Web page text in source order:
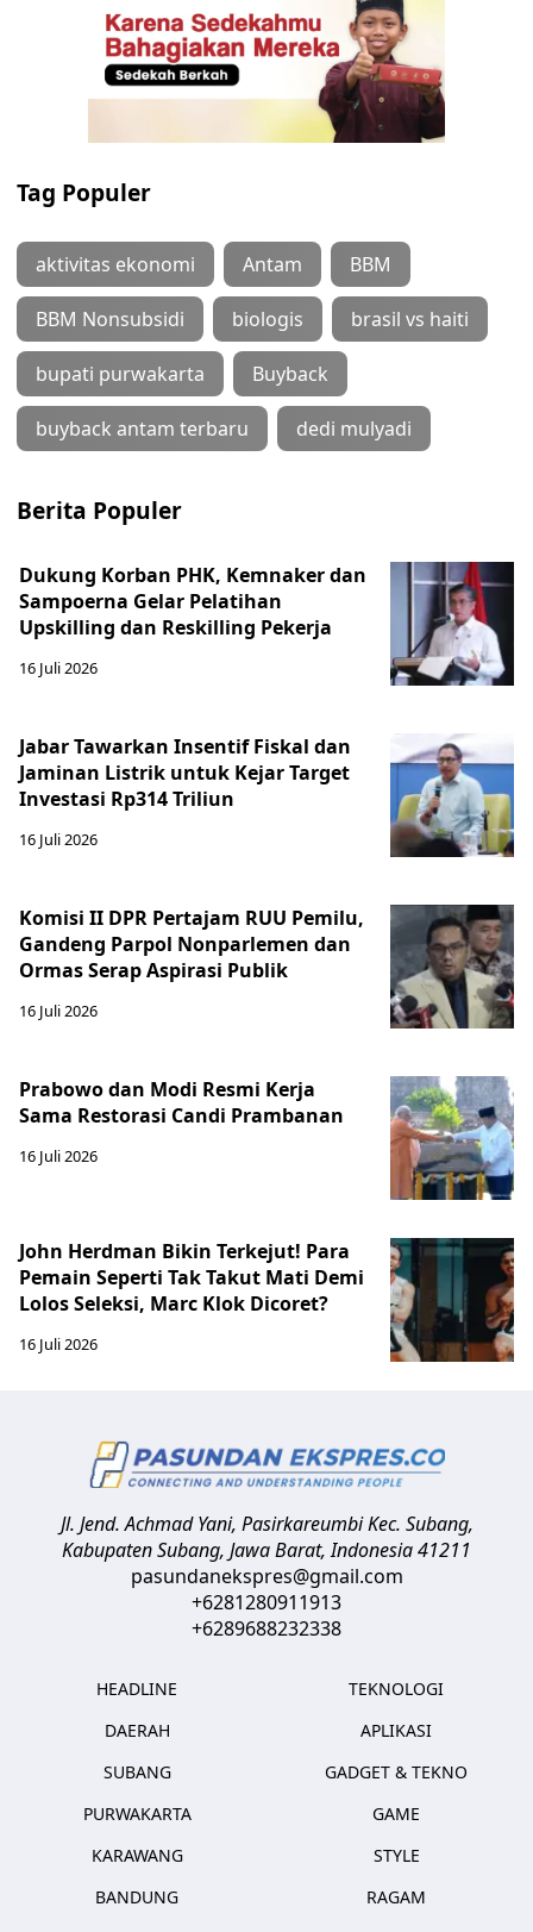
Tag Populer
aktivitas ekonomi Antam BBM
BBM Nonsubsidi biologis brasil vs haiti
bupati purwakarta Buyback
buyback antam terbaru dedi mulyadi
Berita Populer
Dukung Korban PHK, Kemnaker dan
Sampoerna Gelar Pelatihan
Upskilling dan Reskilling Pekerja
16 Juli 2026
Jabar Tawarkan Insentif Fiskal dan
Jaminan Listrik untuk Kejar Target
Investasi Rp314 Triliun
16 Juli 2026
Komisi II DPR Pertajam RUU Pemilu,
Gandeng Parpol Nonparlemen dan
Ormas Serap Aspirasi Publik
16 Juli 2026
Prabowo dan Modi Resmi Kerja
Sama Restorasi Candi Prambanan
16 Juli 2026
John Herdman Bikin Terkejut! Para
Pemain Seperti Tak Takut Mati Demi
Lolos Seleksi, Marc Klok Dicoret?
16 Juli 2026
Jl. Jend. Achmad Yani, Pasirkareumbi Kec. Subang,
Kabupaten Subang, Jawa Barat,Indonesia41211
pasundanekspres@gmail.com
+6281280911913
+6289688232338
HEADLINE
DAERAH
SUBANG
PURWAKARTA
KARAWANG
BANDUNG
TEKNOLOGI
APLIKASI
GADGET & TEKNO
GAME
STYLE
RAGAM